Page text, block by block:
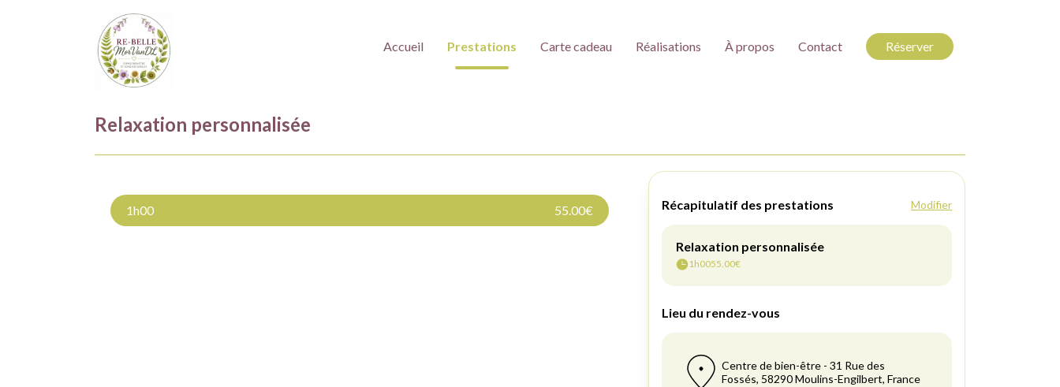
Accueil Prestations Carte cadeau Réalisations À propos Contact Réserver
Relaxation personnalisée
1h00 55.00€